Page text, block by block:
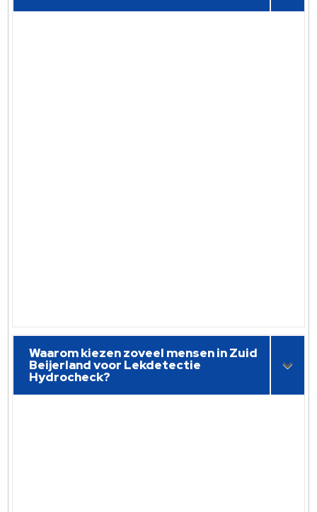
Waarom kiezen zoveel mensen in Zuid
Beijerland voor Lekdetectie
Hydrocheck?